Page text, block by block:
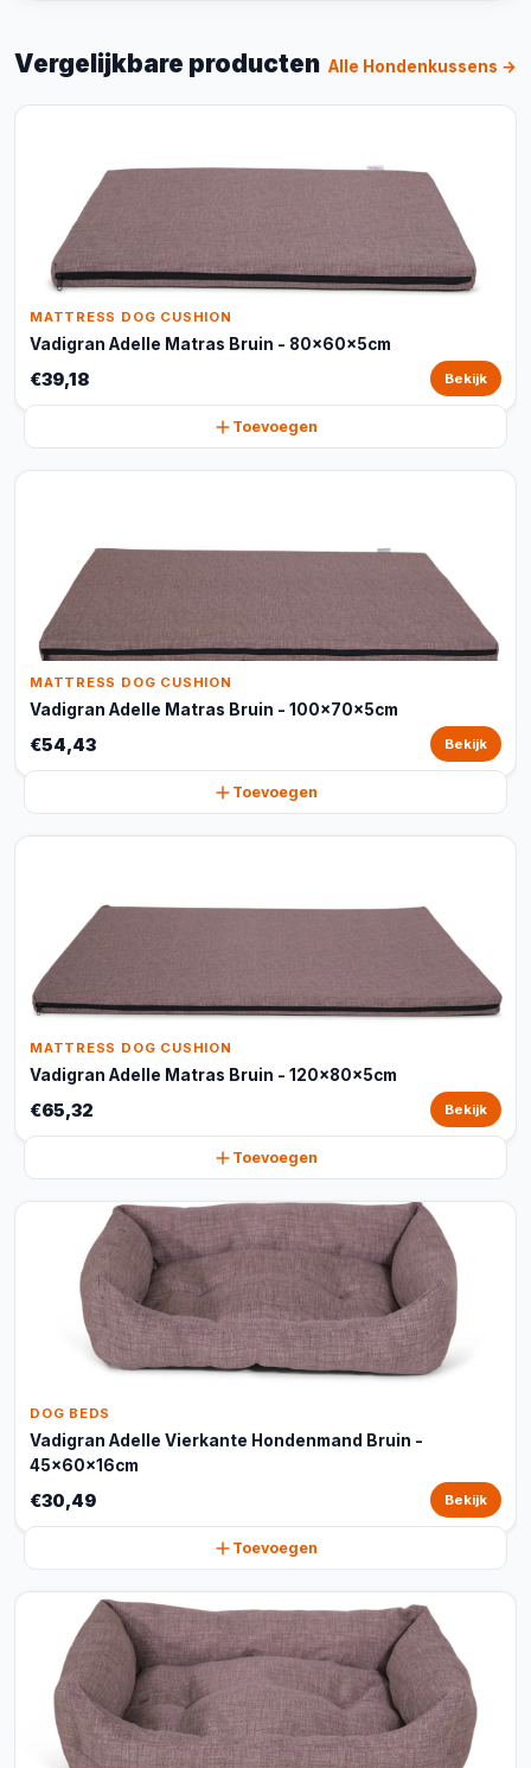
Vergelijkbare producten Alle Hondenkussens →
MATTRESS DOG CUSHION
Vadigran Adelle Matras Bruin - 80x60x5cm
€39,18 Bekijk
Toevoegen
MATTRESS DOG CUSHION
Vadigran Adelle Matras Bruin - 100x70x5cm
€54,43 Bekijk
Toevoegen
MATTRESS DOG CUSHION
Vadigran Adelle Matras Bruin - 120x80x5cm
€65,32 Bekijk
Toevoegen
DOG BEDS
Vadigran Adelle Vierkante Hondenmand Bruin -
45x60x16cm
€30,49 Bekijk
Toevoegen